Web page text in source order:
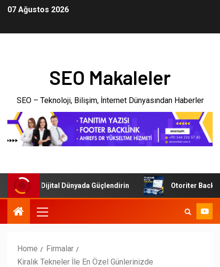
07 Ağustos 2026
SEO Makaleler
SEO – Teknoloji, Bilişim, İnternet Dünyasından Haberler
Dijital Dünyada Güçlendirin Otoriter Backlink ile
Home
Firmalar
Kiralık Tekneler İle En Özel Günlerinizde